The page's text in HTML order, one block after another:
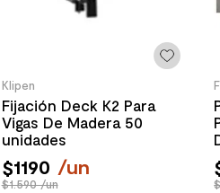
Klipen
Fijación Deck K2 Para
Vigas De Madera 50
unidades
$1190 /un
$1.590 /un